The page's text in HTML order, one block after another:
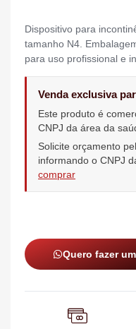
Dispositivo para
tamanho N4.
para uso profissional e
Venda exclusiva
Este produto é
CNPJ da área da
Solicite orçamento
informando o CNPJ
comprar
Quero fazer